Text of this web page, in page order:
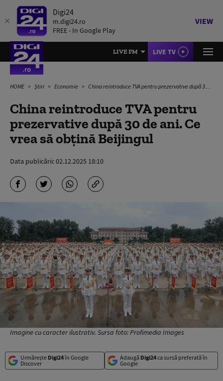
Digi24
m.digi24.ro
FREE - In Google Play
VIEW
LIVE FM LIVE TV
HOME Știri Economie China reintroduce TVA pentru prezervative după 30 de ani. Ce vrea să obțină Beijingul
China reintroduce TVA pentru
prezervative după 30 de ani. Ce
vrea să obțină Beijingul
Data publicării:02.12.2025 18:10
Imagine cu caracter ilustrativ. Sursa foto: Profimedia Images
Urmărește Digi24în Google
Discover
Adaugă Digi24ca sursă preferată în
Google